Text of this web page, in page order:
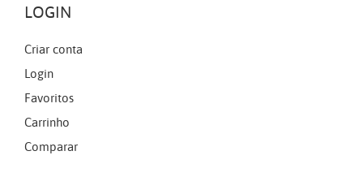
LOGIN
Criar conta
Login
Favoritos
Carrinho
Comparar